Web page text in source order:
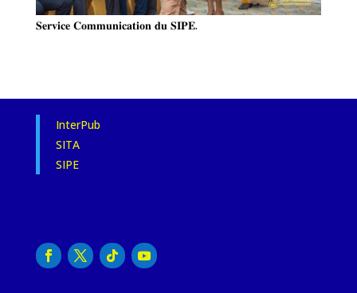
𝐒𝐞𝐫𝐯𝐢𝐜𝐞 𝐂𝐨𝐦𝐦𝐮𝐧𝐢𝐜𝐚𝐭𝐢𝐨𝐧 𝐝𝐮 𝐒𝐈𝐏𝐄.
InterPub
SITA
SIPE